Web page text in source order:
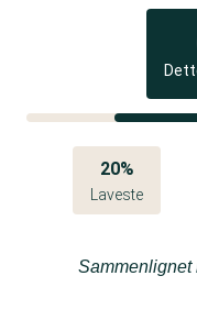
20%
Laveste
Sammenlignet